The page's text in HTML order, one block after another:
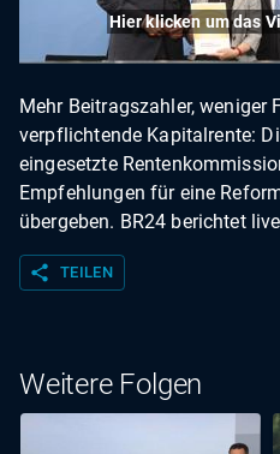
Hier klicken um das
Mehr Beitragszahler, weniger
verpflichtende Kapitalrente:
eingesetzte
Empfehlungen für eine
übergeben. BR24 berichtet
share TEILEN
Weitere Folgen